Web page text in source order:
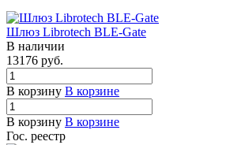
Шлюз Librotech BLE-Gate
В наличии
13176 руб.
В корзину В корзине
В корзину В корзине
Гос. реестр